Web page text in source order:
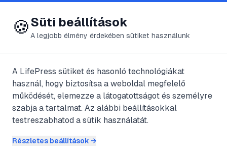
😍 LifePress
@zsebike
2017. július 24. 2 perc olvasás
Kozmetikumok a
konyhából
🍪Süti beállítások
A legjobb élmény érdekében sütiket használunk
A LifePress sütiket és hasonló technológiákat
használ, hogy biztosítsa a weboldal megfelelő
működését, elemezze a látogatottságot és személyre
szabja a tartalmat. Az alábbi beállításokkal
testreszabhatod a sütik használatát.
Részletes beállítások →